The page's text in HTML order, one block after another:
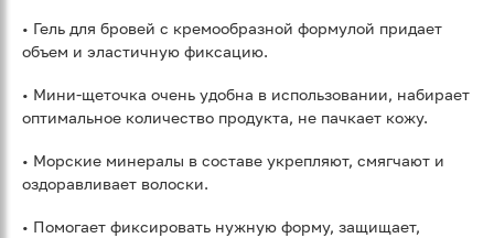
• Гель для бровей с кремообразной формулой придает
объем и эластичную фиксацию.
• Мини-щеточка очень удобна в использовании, набирает
оптимальное количество продукта, не пачкает кожу.
• Морские минералы в составе укрепляют, смягчают и
оздоравливает волоски.
• Помогает фиксировать нужную форму, защищает,